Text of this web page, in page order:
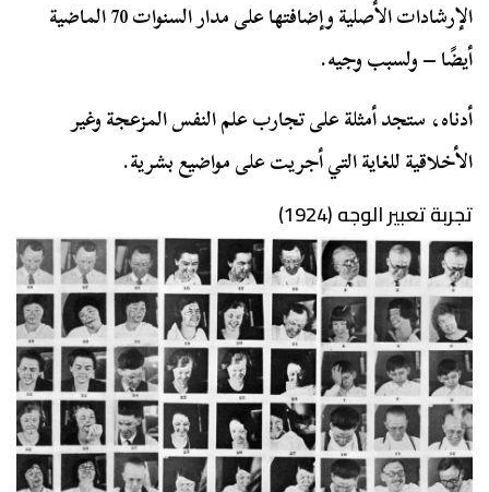
الإرشادات الأصلية وإضافتها على مدار السنوات 70 الماضية
أيضًا – ولسبب وجيه.
أدناه، ستجد أمثلة على تجارب علم النفس المزعجة وغير
الأخلاقية للغاية التي أجريت على مواضيع بشرية.
تجربة تعبير الوجه (1924)